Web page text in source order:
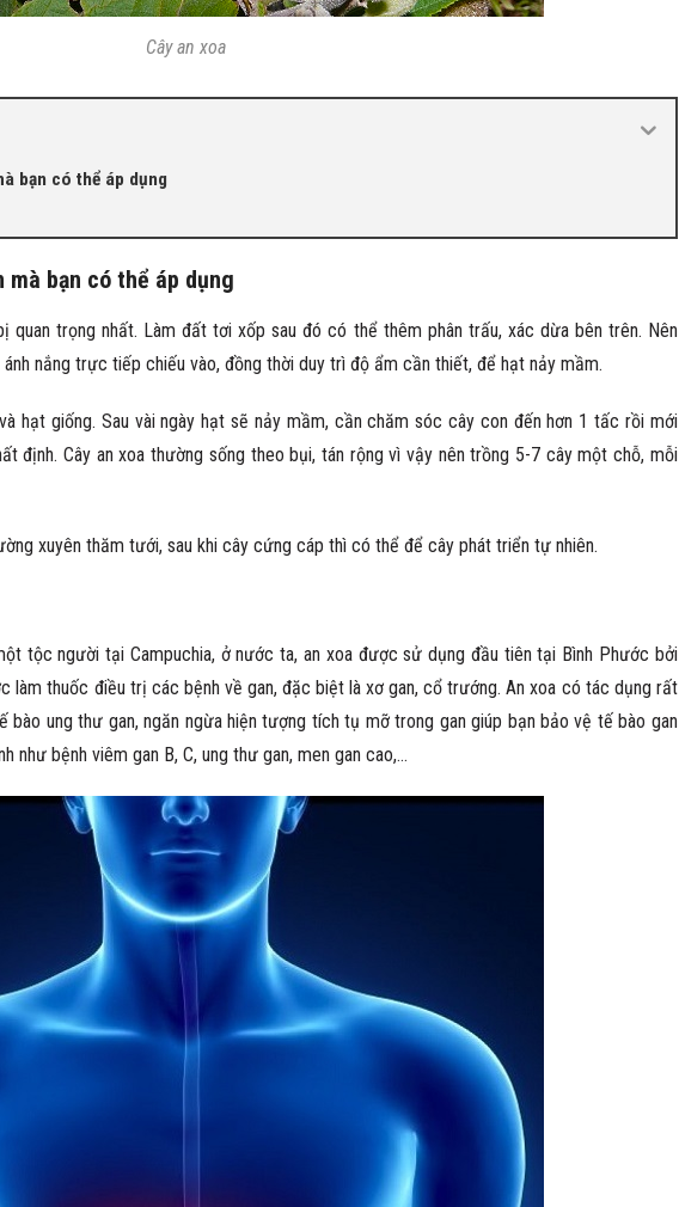
Cây an xoa
bạn có thể áp dụng
bạn có thể áp dụng
quan trọng nhất. Làm đất tơi xốp sau đó có thể thêm phân trấu, xác dừa bên trên. Nên
nắng trực tiếp chiếu vào, đồng thời duy trì độ ẩm cần thiết, để hạt nảy mầm.
hạt giống. Sau vài ngày hạt sẽ nảy mầm, cần chăm sóc cây con đến hơn 1 tấc rồi mới
định. Cây an xoa thường sống theo bụi, tán rộng vì vậy nên trồng 5-7 cây một chỗ, mỗi
xuyên thăm tưới, sau khi cây cứng cáp thì có thể để cây phát triển tự nhiên.
tộc người tại Campuchia, ở nước ta, an xoa được sử dụng đầu tiên tại Bình Phước bởi
làm thuốc điều trị các bệnh về gan, đặc biệt là xơ gan, cổ trướng. An xoa có tác dụng rất
ung thư gan, ngăn ngừa hiện tượng tích tụ mỡ trong gan giúp bạn bảo vệ tế bào gan
như bệnh viêm gan B, C, ung thư gan, men gan cao,…